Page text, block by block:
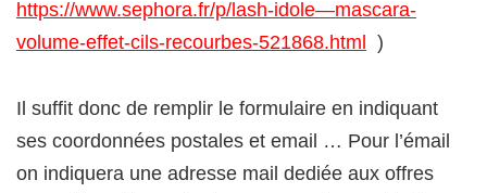
https://www.sephora.fr/p/lash-idole—mascara-
volume-effet-cils-recourbes-521868.html )
Il suffit donc de remplir le formulaire en indiquant
ses coordonnées postales et email … Pour l’émail
on indiquera une adresse mail dediée aux offres